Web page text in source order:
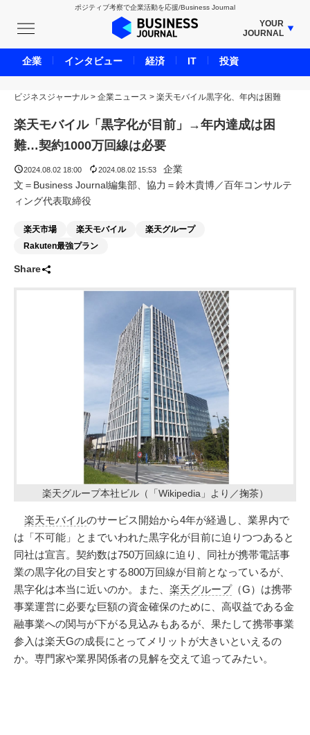
ポジティブ考察で企業活動を応援/Business Journal
YOUR
JOURNAL
BUSINESS JOURNAL
UNICORN JOURNAL
CARBON CREDITS JOURNAL
IVS JOURNAL
ENERGY MANAGEMENT JOURNAL
LIFE ENDING JOURNAL
REAL ESTATE BROKERAGE JOURNAL
ビジネスジャーナル > 企業ニュース > 楽天モバイル黒字化、年内は困難
楽天モバイル「黒字化が目前」→年内達成は困
難…契約1000万回線は必要
2024.08.02 18:00 2024.08.02 15:53
企業
文＝Business Journal編集部、協力＝鈴木貴博／百年コンサルテ
ィング代表取締役
楽天市場 楽天モバイル
楽天グループ
Rakuten最強プラン
Share
楽天グループ本社ビル（「Wikipedia」より／掬茶）
楽天モバイルのサービス開始から4年が経過し、業界内で
は「不可能」とまでいわれた黒字化が目前に迫りつつあると
同社は宣言。契約数は750万回線に迫り、同社が携帯電話事
業の黒字化の目安とする800万回線が目前となっているが、
黒字化は本当に近いのか。また、 楽天グループ（G）は携帯
事業運営に必要な巨額の資金確保のために、高収益である金
融事業への関与が下がる見込みもあるが、果たして携帯事業
参入は楽天Gの成長にとってメリットが大きいといえるの
か。専門家や業界関係者の見解を交えて追ってみたい。
企業 インタビュー 経済 IT 投資